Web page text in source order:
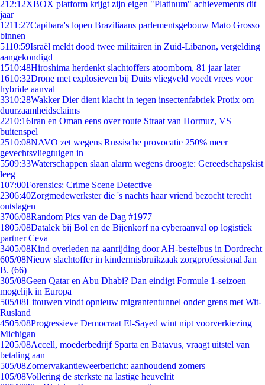
212:12XBOX platform krijgt zijn eigen "Platinum" achievements dit
jaar
1211:27Capibara's lopen Braziliaans parlementsgebouw Mato Grosso
binnen
5110:59Israël meldt dood twee militairen in Zuid-Libanon, vergelding
aangekondigd
1510:48Hiroshima herdenkt slachtoffers atoombom, 81 jaar later
1610:32Drone met explosieven bij Duits vliegveld voedt vrees voor
hybride aanval
3310:28Wakker Dier dient klacht in tegen insectenfabriek Protix om
duurzaamheidsclaims
2210:16Iran en Oman eens over route Straat van Hormuz, VS
buitenspel
2510:08NAVO zet wegens Russische provocatie 250% meer
gevechtsvliegtuigen in
5509:33Waterschappen slaan alarm wegens droogte: Gereedschapskist
leeg
107:00Forensics: Crime Scene Detective
2306:40Zorgmedewerkster die 's nachts haar vriend bezocht terecht
ontslagen
3706/08Random Pics van de Dag #1977
1805/08Datalek bij Bol en de Bijenkorf na cyberaanval op logistiek
partner Ceva
3405/08Kind overleden na aanrijding door AH-bestelbus in Dordrecht
605/08Nieuw slachtoffer in kindermisbruikzaak zorgprofessional Jan
B. (66)
305/08Geen Qatar en Abu Dhabi? Dan eindigt Formule 1-seizoen
mogelijk in Europa
505/08Litouwen vindt opnieuw migrantentunnel onder grens met Wit-
Rusland
4505/08Progressieve Democraat El-Sayed wint nipt voorverkiezing
Michigan
1205/08Accell, moederbedrijf Sparta en Batavus, vraagt uitstel van
betaling aan
505/08Zomervakantieweerbericht: aanhoudend zomers
105/08Vollering de sterkste na lastige heuvelrit